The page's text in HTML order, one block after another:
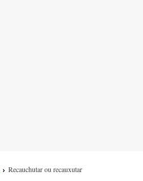
Recauchutar ou recauxutar